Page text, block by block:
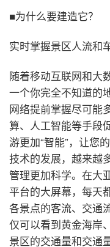
■为什么要建造它？
实时掌握景区人流和
随着移动互联网和大
一个你完全不知道的
网络提前掌握尽可能
算、人工智能等手段
游更加“智能”，让您
技术的发展，越来越
管理更加科学。在大
平台的大屏幕，每天
各景点的客流、交通
仅可以看到黄金海岸
景区的交通量和交通